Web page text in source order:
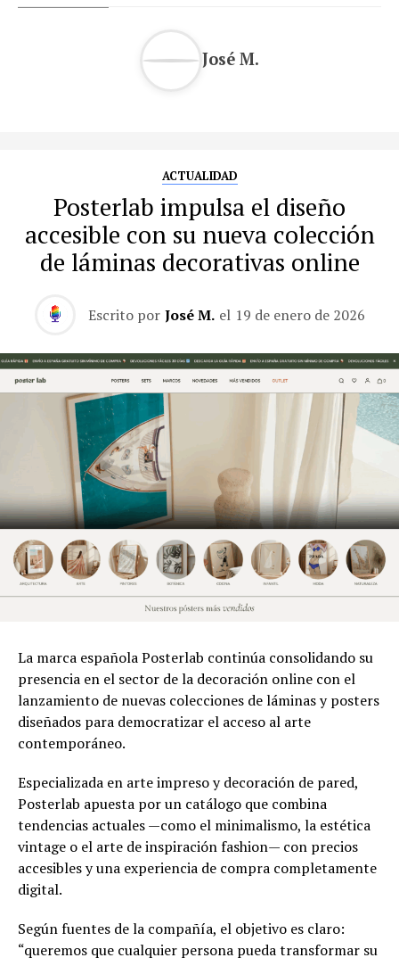
José M.
ACTUALIDAD
Posterlab impulsa el diseño
accesible con su nueva colección
de láminas decorativas online
Escrito por José M. el 19 de enero de 2026
La marca española Posterlab continúa consolidando su
presencia en el sector de la decoración online con el
lanzamiento de nuevas colecciones de láminas y posters
diseñados para democratizar el acceso al arte
contemporáneo.
Especializada en arte impreso y decoración de pared,
Posterlab apuesta por un catálogo que combina
tendencias actuales —como el minimalismo, la estética
vintage o el arte de inspiración fashion— con precios
accesibles y una experiencia de compra completamente
digital.
Según fuentes de la compañía, el objetivo es claro:
“queremos que cualquier persona pueda transformar su